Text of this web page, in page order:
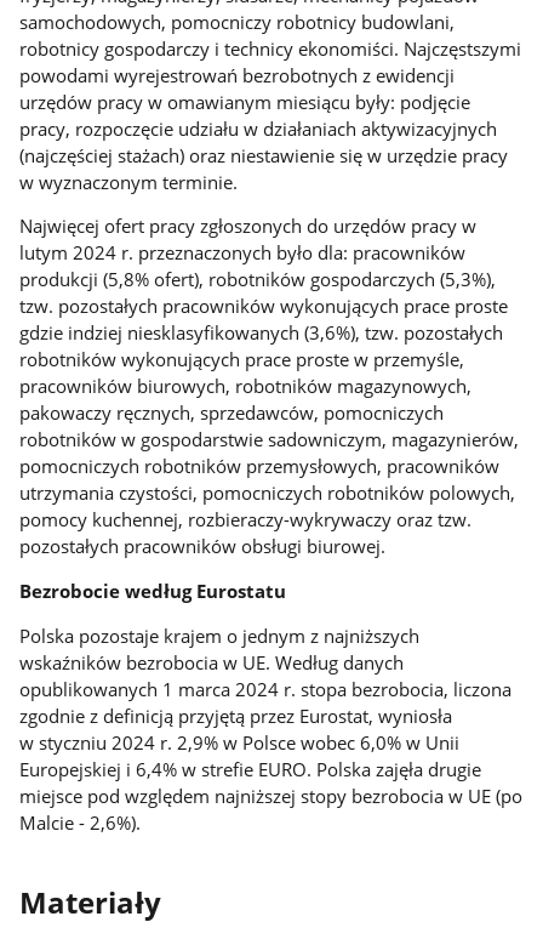
samochodowych, pomocniczy robotnicy budowlani,
robotnicy gospodarczy i technicy ekonomiści. Najczęstszymi
powodami wyrejestrowań bezrobotnych z ewidencji
urzędów pracy w omawianym miesiącu były: podjęcie
pracy, rozpoczęcie udziału w działaniach aktywizacyjnych
(najczęściej stażach) oraz niestawienie się w urzędzie pracy
w wyznaczonym terminie.
Najwięcej ofert pracy zgłoszonych do urzędów pracy w
lutym 2024 r. przeznaczonych było dla: pracowników
produkcji (5,8% ofert), robotników gospodarczych (5,3%),
tzw. pozostałych pracowników wykonujących prace proste
gdzie indziej niesklasyfikowanych (3,6%), tzw. pozostałych
robotników wykonujących prace proste w przemyśle,
pracowników biurowych, robotników magazynowych,
pakowaczy ręcznych, sprzedawców, pomocniczych
robotników w gospodarstwie sadowniczym, magazynierów,
pomocniczych robotników przemysłowych, pracowników
utrzymania czystości, pomocniczych robotników polowych,
pomocy kuchennej, rozbieraczy-wykrywaczy oraz tzw.
pozostałych pracowników obsługi biurowej.
Bezrobocie według Eurostatu
Polska pozostaje krajem o jednym z najniższych
wskaźników bezrobocia w UE. Według danych
opublikowanych 1 marca 2024 r. stopa bezrobocia, liczona
zgodnie z definicją przyjętą przez Eurostat, wyniosła
w styczniu 2024 r. 2,9% w Polsce wobec 6,0% w Unii
Europejskiej i 6,4% w strefie EURO. Polska zajęła drugie
miejsce pod względem najniższej stopy bezrobocia w UE (po
Malcie - 2,6%).
Materiały